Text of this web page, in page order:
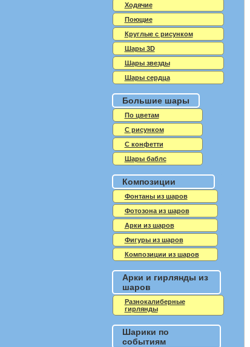
Ходячие
Поющие
Круглые с рисунком
Шары 3D
Шары звезды
Шары сердца
Большие шары
По цветам
С рисунком
С конфетти
Шары баблс
Композиции
Фонтаны из шаров
Фотозона из шаров
Арки из шаров
Фигуры из шаров
Композиции из шаров
Арки и гирлянды из
шаров
Разнокалиберные
гирлянды
Шарики по
событиям